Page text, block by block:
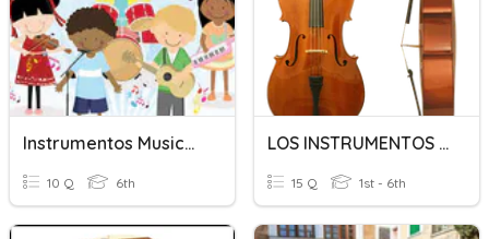
Instrumentos Musicales De Cuerda.
10 Q 6th
LOS INSTRUMENTOS DE CUERDA
15 Q 1st - 6th